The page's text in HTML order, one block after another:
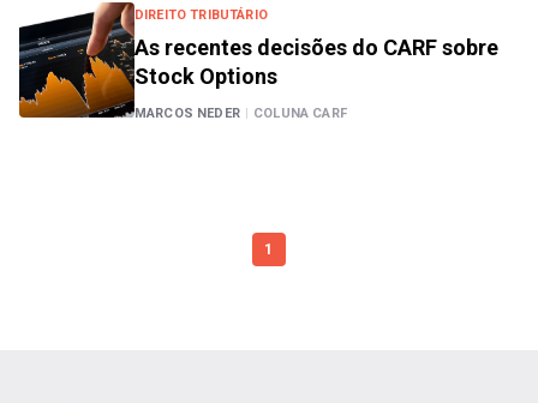
DIREITO TRIBUTÁRIO
As recentes decisões do CARF sobre
Stock Options
MARCOS NEDER | COLUNA CARF
1